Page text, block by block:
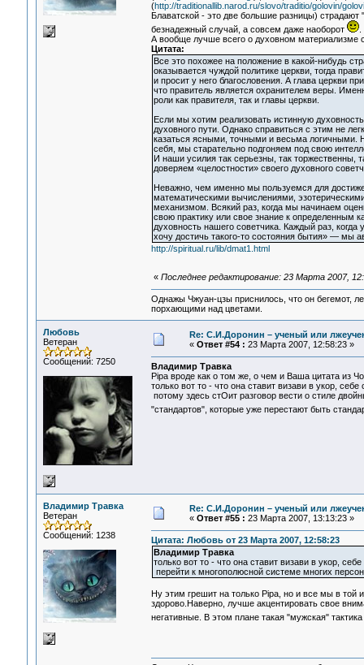
(http://traditionallib.narod.ru/slovo/traditio/golovin/
Блаватской - это две большие разницы)
безнадежный случай, а совсем даже наоборот
.
А вообще лучше всего о духовном материализме
Цитата:
Все это похожее на положение в какой-нибудь
оказывается чуждой политике церкви, тогда
и просит у него благословения. А глава церкви
что правитель является охранителем веры.
роли как правителя, так и главы церкви.
Если мы хотим реализовать истинную
духовного пути. Однако справиться с этим не
казаться ясными, точными и весьма логичными.
себя, мы старательно подгоняем под свою
И наши усилия так серьезны, так торжественны,
доверяем «целостности» своего духовного
Неважно, чем именно мы пользуемся для
математическими вычислениями,
механизмом. Всякий раз, когда мы начинаем
свою практику или свое знание к определенным
духовность нашего советчика. Каждый раз,
хочу достичь такого-то состояния бытия» — мы
http://spiritual.ru/lib/dmat1.html
« Последнее редактирование: 23 Марта 2007,
Однажы Чжуан-цзы приснилось, что он бегемот,
порхающими над цветами.
Любовь
Ветеран
Сообщений: 7250
Re: С.И.Доронин – ученый или
« Ответ #54 : 23 Марта 2007, 12:58:23 »
Владимир Травка
Pipa вроде как о том же, о чем и Ваша цитата из
только вот то - что она ставит визави в укор,
потому здесь стОит разговор вести о стиле
"стандартов", которые уже перестают быть
Владимир Травка
Ветеран
Сообщений: 1238
Re: С.И.Доронин – ученый или
« Ответ #55 : 23 Марта 2007, 13:13:23 »
Цитата: Любовь от 23 Марта 2007, 12:58:23
Владимир Травка
только вот то - что она ставит визави в укор,
перейти к многополюсной системе многих
Ну этим грешит на только Pipa, но и все мы в той
здорово.Наверно, лучше акцентировать свое
негативные. В этом плане такая "мужская"